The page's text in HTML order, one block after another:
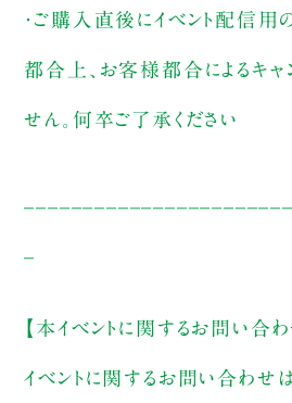
・ご購入直後にイベント配信
都合上、お客様都合によるキャ
せん。何卒ご了承ください
【本イベントに関するお問い合わ
イベントに関するお問い合わせ